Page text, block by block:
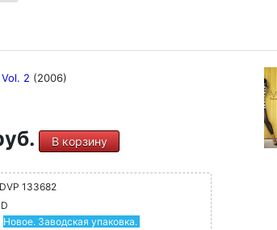
2 (2006)
В корзину
133682
Новое. Заводская упаковка.